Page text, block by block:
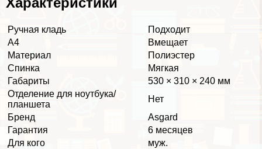
Ручная кладь
Подходит
А4
Вмещает
Материал
Полиэстер
Спинка
Мягкая
Габариты
530 × 310 × 240 мм
Отделение для ноутбука/
планшета
Нет
Бренд
Asgard
Гарантия
6 месяцев
Для кого
муж.